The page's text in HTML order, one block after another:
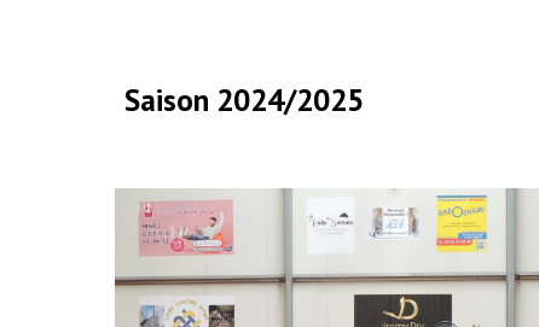
Saison 2024/2025